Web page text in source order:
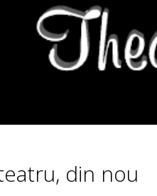
din nou